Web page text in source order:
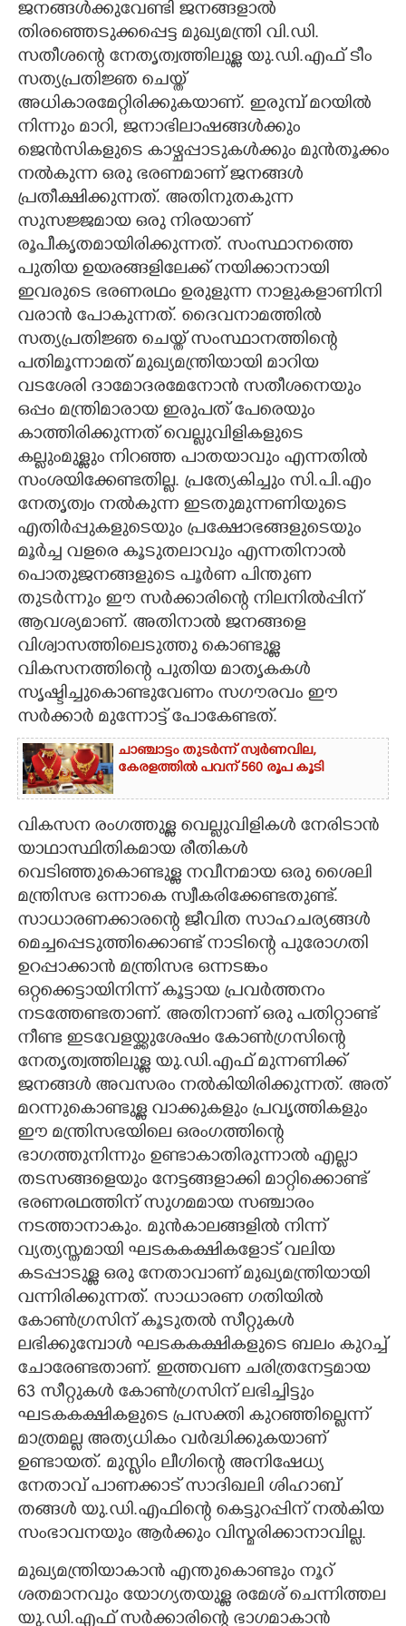
CARTOONS
LITERATURE
ZOOM
CONTACT US
ജനങ്ങൾക്കുവേണ്ടി ജനങ്ങളാൽ
തിരഞ്ഞെടുക്കപ്പെട്ട മുഖ്യമന്ത്രി വി.ഡി.
സതീശന്റെ നേതൃത്വത്തിലുള്ള യു.ഡി.എഫ് ടീം
സത്യപ്രതിജ്ഞ ചെയ്ത്
അധികാരമേറ്റിരിക്കുകയാണ്. ഇരുമ്പ് മറയിൽ
നിന്നും മാറി, ജനാഭിലാഷങ്ങൾക്കും
ജെൻസികളുടെ കാഴ്ചപ്പാടുകൾക്കും മുൻതൂക്കം
നൽകുന്ന ഒരു ഭരണമാണ് ജനങ്ങൾ
പ്രതീക്ഷിക്കുന്നത്. അതിനുതകുന്ന
സുസജ്ജമായ ഒരു നിരയാണ്
രൂപീകൃതമായിരിക്കുന്നത്. സംസ്ഥാനത്തെ
പുതിയ ഉയരങ്ങളിലേക്ക് നയിക്കാനായി
ഇവരുടെ ഭരണരഥം ഉരുളുന്ന നാളുകളാണിനി
വരാൻ പോകുന്നത്. ദൈവനാമത്തിൽ
സത്യപ്രതിജ്ഞ ചെയ്ത് സംസ്ഥാനത്തിന്റെ
പതിമൂന്നാമത് മുഖ്യമന്ത്രിയായി മാറിയ
വടശേരി ദാമോദരമേനോൻ സതീശനെയും
ഒപ്പം മന്ത്രിമാരായ ഇരുപത് പേരെയും
കാത്തിരിക്കുന്നത് വെല്ലുവിളികളുടെ
കല്ലുംമുള്ളും നിറഞ്ഞ പാതയാവും എന്നതിൽ
സംശയിക്കേണ്ടതില്ല. പ്രത്യേകിച്ചും സി.പി.എം
നേതൃത്വം നൽകുന്ന ഇടതുമുന്നണിയുടെ
എതിർപ്പുകളുടെയും പ്രക്ഷോഭങ്ങളുടെയും
മൂർച്ച വളരെ കൂടുതലാവും എന്നതിനാൽ
പൊതുജനങ്ങളുടെ പൂർണ പിന്തുണ
തുടർന്നും ഇ‌ൗ സർക്കാരിന്റെ നിലനിൽപ്പിന്
ആവശ്യമാണ്. അതിനാൽ ജനങ്ങളെ
വിശ്വാസത്തിലെടുത്തു കൊണ്ടുള്ള
വികസനത്തിന്റെ പുതിയ മാതൃകകൾ
സൃഷ്ടിച്ചുകൊണ്ടുവേണം സഗൗരവം ഇ‌ൗ
സർക്കാർ മുന്നോട്ട് പോകേണ്ടത്.
ചാഞ്ചാട്ടം തുടർന്ന് സ്വർണവില,
കേരളത്തിൽ പവന് 560 രൂപ കൂടി
വികസന രംഗത്തുള്ള വെല്ലുവിളികൾ നേരിടാൻ
യാഥാസ്ഥിതികമായ രീതികൾ
വെടിഞ്ഞുകൊണ്ടുള്ള നവീനമായ ഒരു ശൈലി
മന്ത്രിസഭ ഒന്നാകെ സ്വീകരിക്കേണ്ടതുണ്ട്.
സാധാരണക്കാരന്റെ ജീവിത സാഹചര്യങ്ങൾ
മെച്ചപ്പെടുത്തിക്കൊണ്ട് നാടിന്റെ പുരോഗതി
ഉറപ്പാക്കാൻ മന്ത്രിസഭ ഒന്നടങ്കം
ഒറ്റക്കെട്ടായിനിന്ന് കൂട്ടായ പ്രവർത്തനം
നടത്തേണ്ടതാണ്. അതിനാണ് ഒരു പതിറ്റാണ്ട്
നീണ്ട ഇടവേളയ്ക്കുശേഷം കോൺഗ്രസിന്റെ
നേതൃത്വത്തിലുള്ള യു.ഡി.എഫ് മുന്നണിക്ക്
ജനങ്ങൾ അവസരം നൽകിയിരിക്കുന്നത്. അത്
മറന്നുകൊണ്ടുള്ള വാക്കുകളും പ്രവൃത്തികളും
ഇ‌ൗ മന്ത്രിസഭയിലെ ഒരംഗത്തിന്റെ
ഭാഗത്തുനിന്നും ഉണ്ടാകാതിരുന്നാൽ എല്ലാ
തടസങ്ങളെയും നേട്ടങ്ങളാക്കി മാറ്റിക്കൊണ്ട്
ഭരണരഥത്തിന് സുഗമമായ സഞ്ചാരം
നടത്താനാകും. മുൻകാലങ്ങളിൽ നിന്ന്
വ്യത്യസ്തമായി ഘടകകക്ഷികളോട് വലിയ
കടപ്പാടുള്ള ഒരു നേതാവാണ് മുഖ്യമന്ത്രിയായി
വന്നിരിക്കുന്നത്. സാധാരണ ഗതിയിൽ
കോൺഗ്രസിന് കൂടുതൽ സീറ്റുകൾ
ലഭിക്കുമ്പോൾ ഘടകകക്ഷികളുടെ ബലം കുറച്ച്
ചോരേണ്ടതാണ്. ഇത്തവണ ചരിത്രനേട്ടമായ
63 സീറ്റുകൾ കോൺഗ്രസിന് ലഭിച്ചിട്ടും
ഘടകകക്ഷികളുടെ പ്രസക്തി കുറഞ്ഞില്ലെന്ന്
മാത്രമല്ല അത്യധികം വർദ്ധിക്കുകയാണ്
ഉണ്ടായത്. മുസ്ലിം ലീഗിന്റെ അനിഷേധ്യ
നേതാവ് പാണക്കാട് സാദിഖലി ശിഹാബ്
തങ്ങൾ യു.ഡി.എഫിന്റെ കെട്ടുറപ്പിന് നൽകിയ
സംഭാവനയും ആർക്കും വിസ്മരിക്കാനാവില്ല.
മുഖ്യമന്ത്രിയാകാൻ എന്തുകൊണ്ടും നൂറ്
ശതമാനവും യോഗ്യതയുള്ള രമേശ് ചെന്നിത്തല
യു.ഡി.എഫ് സർക്കാരിന്റെ ഭാഗമാകാൻ